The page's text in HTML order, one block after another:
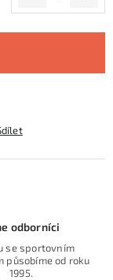
odborníci
se sportovním
působíme od roku
1995.